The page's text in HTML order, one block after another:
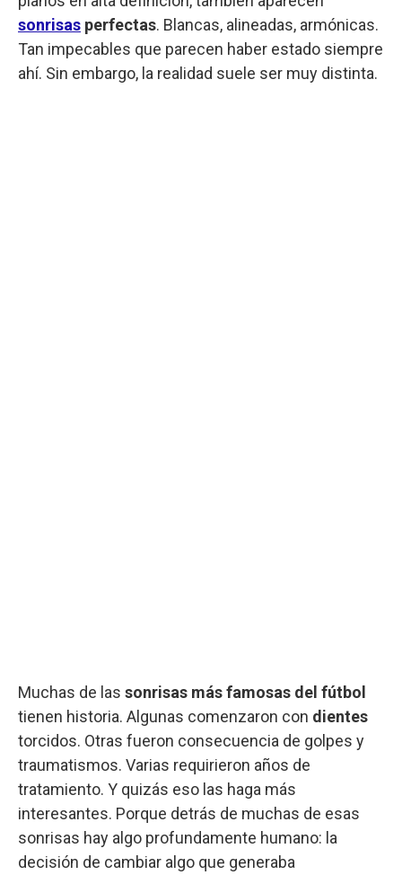
sonrisas perfectas. Blancas, alineadas, armónicas.
Tan impecables que parecen haber estado siempre
ahí. Sin embargo, la realidad suele ser muy distinta.
Muchas de las sonrisas más famosas del fútbol
tienen historia. Algunas comenzaron con dientes
torcidos. Otras fueron consecuencia de golpes y
traumatismos. Varias requirieron años de
tratamiento. Y quizás eso las haga más
interesantes. Porque detrás de muchas de esas
sonrisas hay algo profundamente humano: la
decisión de cambiar algo que generaba